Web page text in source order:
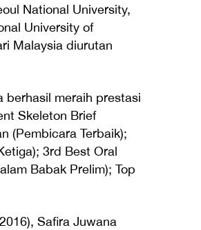
National University,
University of
Malaysia diurutan
berhasil meraih prestasi
Skeleton Brief
(Pembicara Terbaik);
3rd Best Oral
Babak Prelim); Top
Safira Juwana